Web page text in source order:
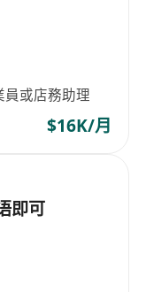
或店務助理
$16K/月
护士 懂粤语即可